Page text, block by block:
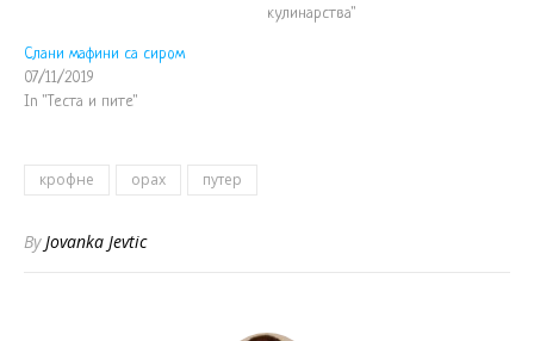
кулинарства"
Слани мафини са сиром
07/11/2019
In "Теста и пите"
крофне орах путер
ByJovanka Jevtic